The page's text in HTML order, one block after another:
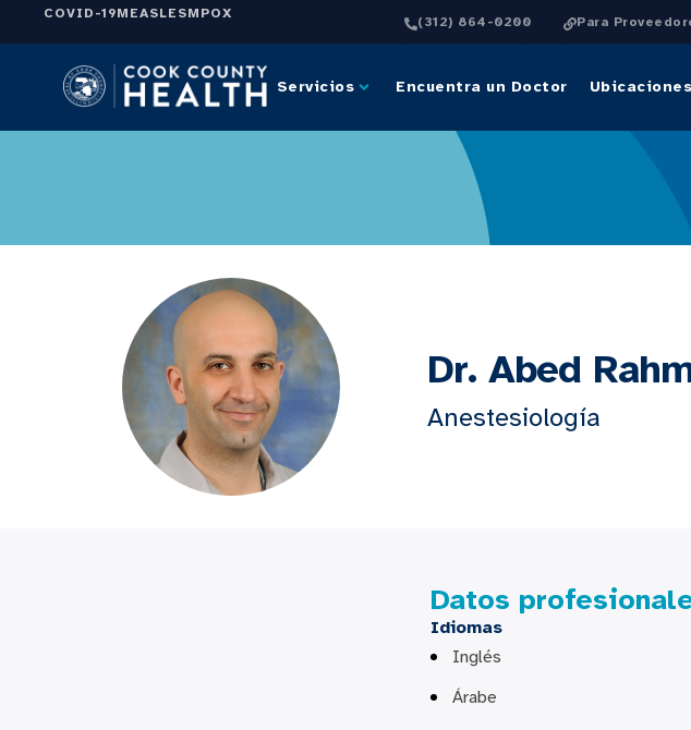
COVID-19MEASLESMPOX
(312) 864-0200 Para
Servicios Encuentra un Doctor Ubicaciones
Dr. Abed
Anestesiología
Datos
Idiomas
Inglés
Árabe